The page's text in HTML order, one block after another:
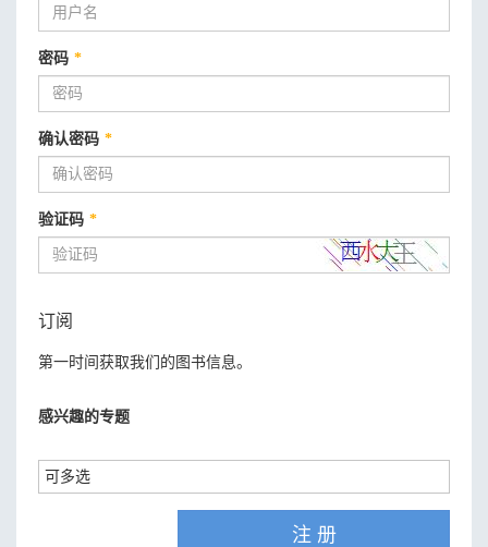
密码 *
确认密码 *
验证码 *
订阅
第一时间获取我们的图书信息。
感兴趣的专题
注 册